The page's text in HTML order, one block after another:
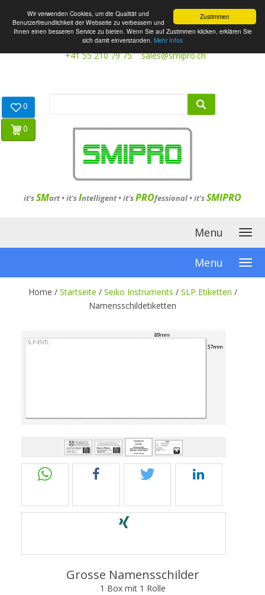
Zustimmen
Wir verwenden Cookies, um die Qualität und
Benutzerfreundlichkeit der Webseite zu verbessern und
Ihnen einen besseren Service zu bieten. Wenn Sie auf Zustimmen klicken, erklären Sie
sich damit einverstanden. Mehr Infos
+41 55 210 79 75 sales@smipro.ch
it'sSMart •it'sIntelligent•it'sPROfessional •it'sSMIPRO
0
0
Menu
Menu
Home / Startseite / Seiko Instruments / SLP Etiketten /
Namensschildetiketten
Grosse Namensschilder
1 Box mit 1 Rolle